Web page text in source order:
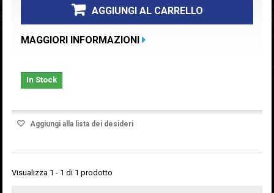
AGGIUNGI AL CARRELLO
MAGGIORI INFORMAZIONI
In Stock
Aggiungi alla lista dei desideri
Visualizza 1 - 1 di 1 prodotto